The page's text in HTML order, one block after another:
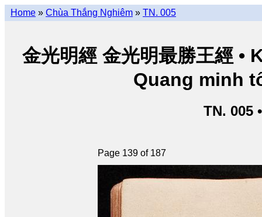
Home » Chùa Thắng Nghiêm » TN. 005
金光明經 金光明最勝王經
Quang minh
TN. 005
Page 139 of 187